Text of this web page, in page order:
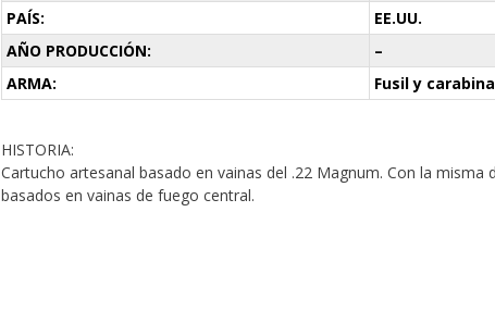
PAÍS:
EE.UU.
AÑO PRODUCCIÓN:
–
ARMA:
Fusil y carabina
HISTORIA:
Cartucho artesanal basado en vainas del .22 Magnum. Con la
basados en vainas de fuego central.